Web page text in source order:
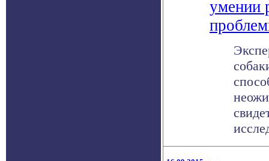
умении